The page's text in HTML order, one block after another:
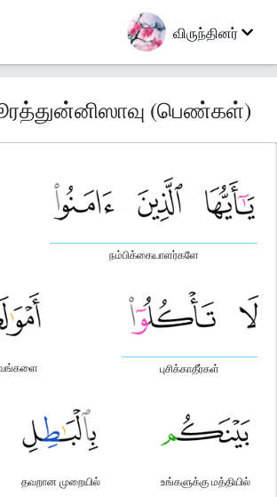
விருந்தினர்
(பெண்கள்)
நம்பிக்கையாளர்களே
புசிக்காதீர்கள்
உங்களுக்கு மத்தியில்
தவறான முறையில்